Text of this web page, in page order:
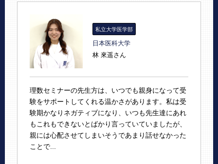
私立大学医学部
日本医科大学
林 來遥さん
理数セミナーの先生方は、いつでも親身になって受
験をサポートしてくれる温かさがあります。私は受
験期かなりネガティブになり、いつも先生達にあれ
もこれもできないとばかり言っていていましたが、
親には心配させてしまいそうであまり話せなかった
ことで...